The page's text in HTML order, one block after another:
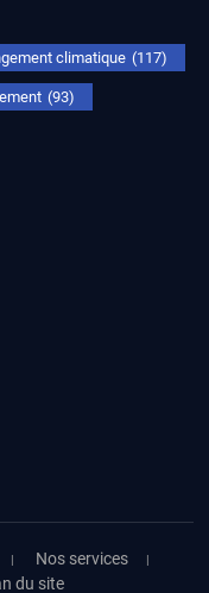
climatique (117)
(93)
Nos services
du site